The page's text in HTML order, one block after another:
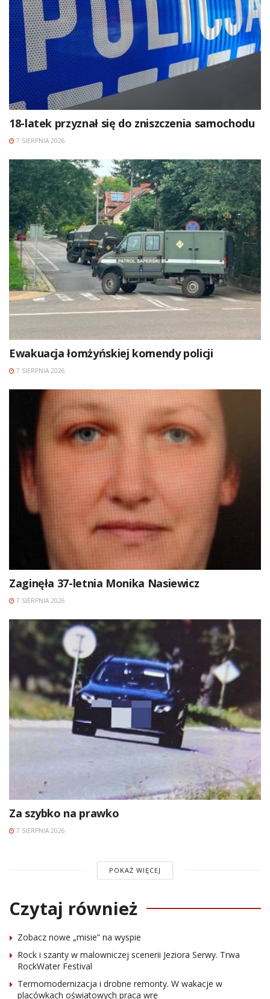
18-latek przyznał się do zniszczenia samochodu
7 SIERPNIA 2026
Ewakuacja łomżyńskiej komendy policji
7 SIERPNIA 2026
Zaginęła 37-letnia Monika Nasiewicz
7 SIERPNIA 2026
Za szybko na prawko
7 SIERPNIA 2026
POKAŻ WIĘCEJ
Czytaj również
Zobacz nowe „misie” na wyspie
Rock i szanty w malowniczej scenerii Jeziora Serwy. Trwa
RockWater Festival
Termomodernizacja i drobne remonty. W wakacje w
placówkach oświatowych praca wre